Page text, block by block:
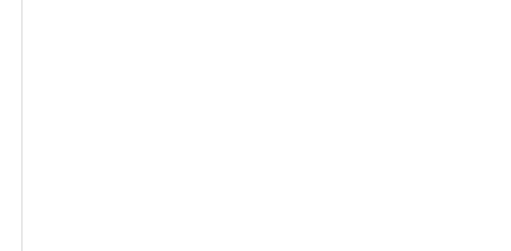
주 낙폭 커
냐" 해명
최대 100mm 호우
니파 국가들의 새 안보 협력 구도
울시 '정책 엇박자'